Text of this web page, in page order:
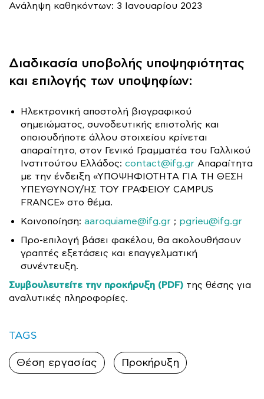
Ανάληψη καθηκόντων: 3 Ιανουαρίου 2023
Διαδικασία υποβολής υποψηφιότητας
και επιλογής των υποψηφίων:
Ηλεκτρονική αποστολή βιογραφικού
σημειώματος, συνοδευτικής επιστολής και
οποιουδήποτε άλλου στοιχείου κρίνεται
απαραίτητο, στον Γενικό Γραμματέα του Γαλλικού
Ινστιτούτου Ελλάδος: contact@ifg.gr Απαραίτητα
με την ένδειξη «ΥΠΟΨΗΦΙΟΤΗΤΑ ΓΙΑ ΤΗ ΘΕΣΗ
ΥΠΕΥΘΥΝΟΥ/ΗΣ ΤΟΥ ΓΡΑΦΕΙΟΥ CAMPUS
FRANCE» στο θέμα.
Κοινοποίηση: aaroquiame@ifg.gr ; pgrieu@ifg.gr
Προ-επιλογή βάσει φακέλου, θα ακολουθήσουν
γραπτές εξετάσεις και επαγγελματική
συνέντευξη.
Συμβουλευτείτε την προκήρυξη (PDF) της θέσης για
αναλυτικές πληροφορίες.
TAGS
Θέση εργασίας Προκήρυξη